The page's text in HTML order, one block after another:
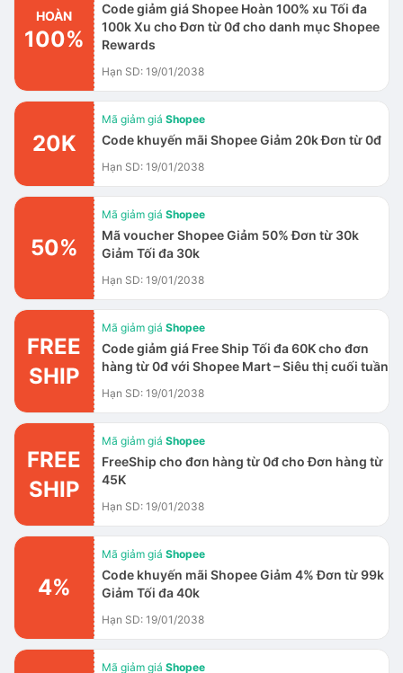
HOÀN
100%
Code giảm giá Shopee Hoàn 100% xu Tối đa
100k Xu cho Đơn từ 0đ cho danh mục Shopee
Rewards
Hạn SD: 19/01/2038
20K
Mã giảm giá Shopee
Code khuyến mãi Shopee Giảm 20k Đơn từ 0đ
Hạn SD: 19/01/2038
50%
Mã giảm giá Shopee
Mã voucher Shopee Giảm 50% Đơn từ 30k
Giảm Tối đa 30k
Hạn SD: 19/01/2038
FREE
SHIP
Mã giảm giá Shopee
Code giảm giá Free Ship Tối đa 60K cho đơn
hàng từ 0đ với Shopee Mart – Siêu thị cuối tuần
Hạn SD: 19/01/2038
FREE
SHIP
Mã giảm giá Shopee
FreeShip cho đơn hàng từ 0đ cho Đơn hàng từ
45K
Hạn SD: 19/01/2038
4%
Mã giảm giá Shopee
Code khuyến mãi Shopee Giảm 4% Đơn từ 99k
Giảm Tối đa 40k
Hạn SD: 19/01/2038
Mã giảm giá Shopee